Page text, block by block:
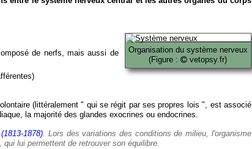
Organisation du système nerveux
(Figure :
vetopsy.fr)
de nerfs, mais aussi de
(littéralement " qui se régit par ses propres lois ", est associé
la majorité des glandes exocrines ou endocrines.
1878). Lors des variations des conditions de milieu, l'organisme
lui permettent de retrouver son équilibre.